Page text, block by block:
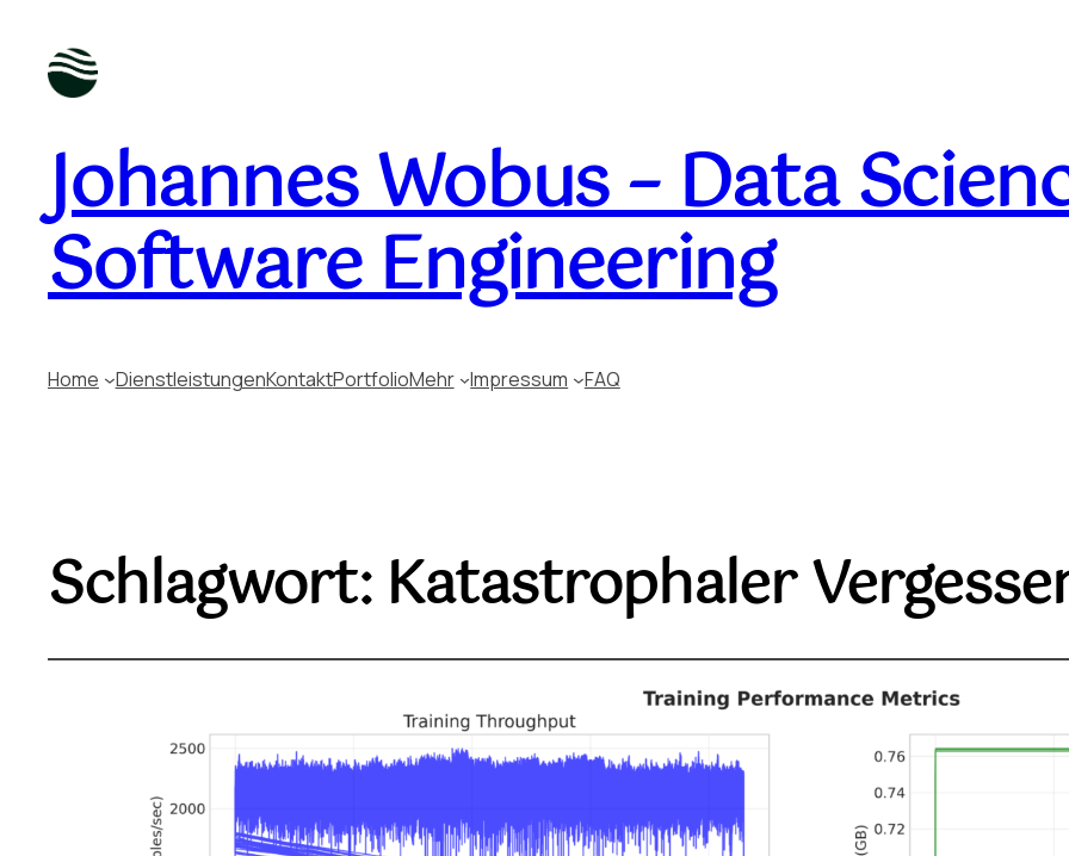
Johannes Wobus – Data
Software Engineering
Home DienstleistungenKontaktPortfolioMehr Impressum FAQ
Schlagwort: Katastrophaler